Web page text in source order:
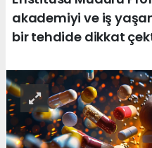
akademiyi ve iş
bir tehdide dikkat